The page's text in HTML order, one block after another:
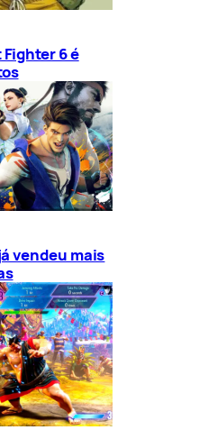
6 é
vendeu mais